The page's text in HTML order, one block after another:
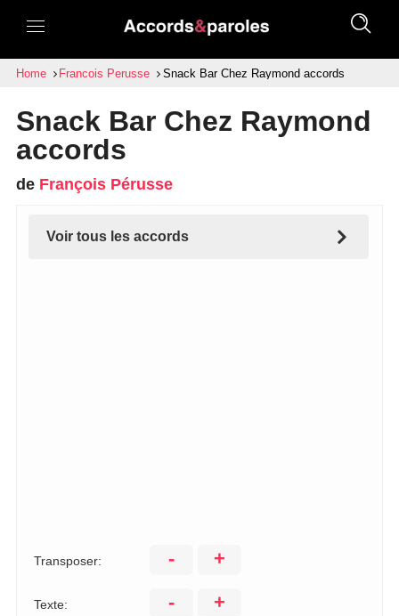
Home Francois Perusse Snack Bar Chez Raymond accords
Snack Bar Chez Raymond
accords
de François Pérusse
Voir tous les accords
Transposer: - +
Texte: - +